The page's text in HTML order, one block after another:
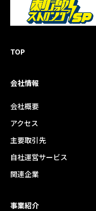
TOP
会社情報
会社概要
アクセス
主要取引先
自社運営サービス
関連企業
事業紹介